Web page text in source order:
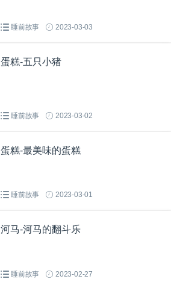
睡前故事 2023-03-03
蛋糕-五只小猪
睡前故事 2023-03-02
蛋糕-最美味的蛋糕
睡前故事 2023-03-01
河马-河马的翻斗乐
睡前故事 2023-02-27